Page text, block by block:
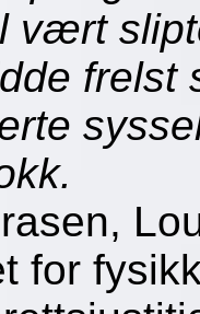
vært
frelst
for